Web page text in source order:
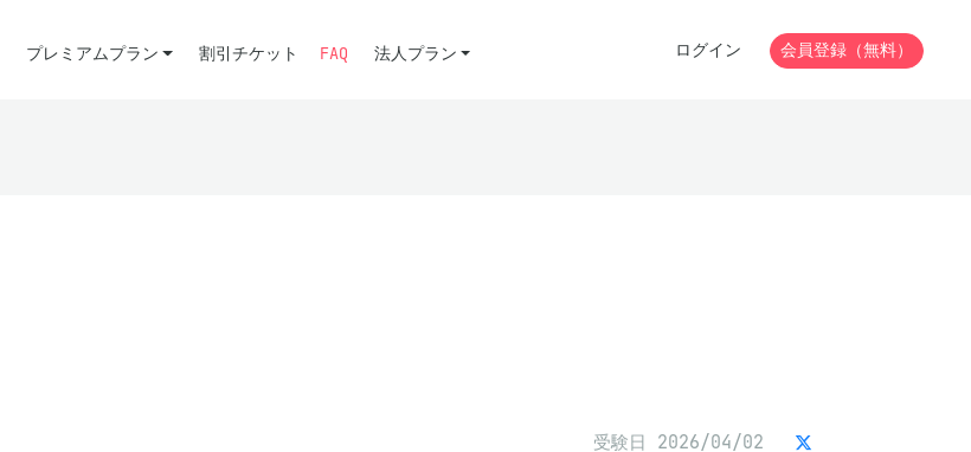
プレミアムプラン 割引チケット FAQ 法人プラン ログイン 会員登録（無料）
受験日 2026/04/02